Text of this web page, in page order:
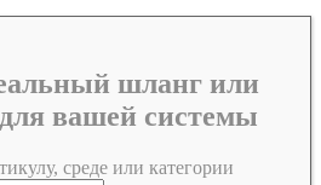
шланг или
вашей системы
среде или категории